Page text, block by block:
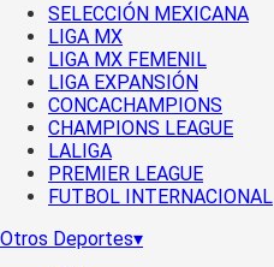
SELECCIÓN MEXICANA
LIGA MX
LIGA MX FEMENIL
LIGA EXPANSIÓN
CONCACHAMPIONS
CHAMPIONS LEAGUE
LALIGA
PREMIER LEAGUE
FUTBOL INTERNACIONAL
Otros Deportes▾